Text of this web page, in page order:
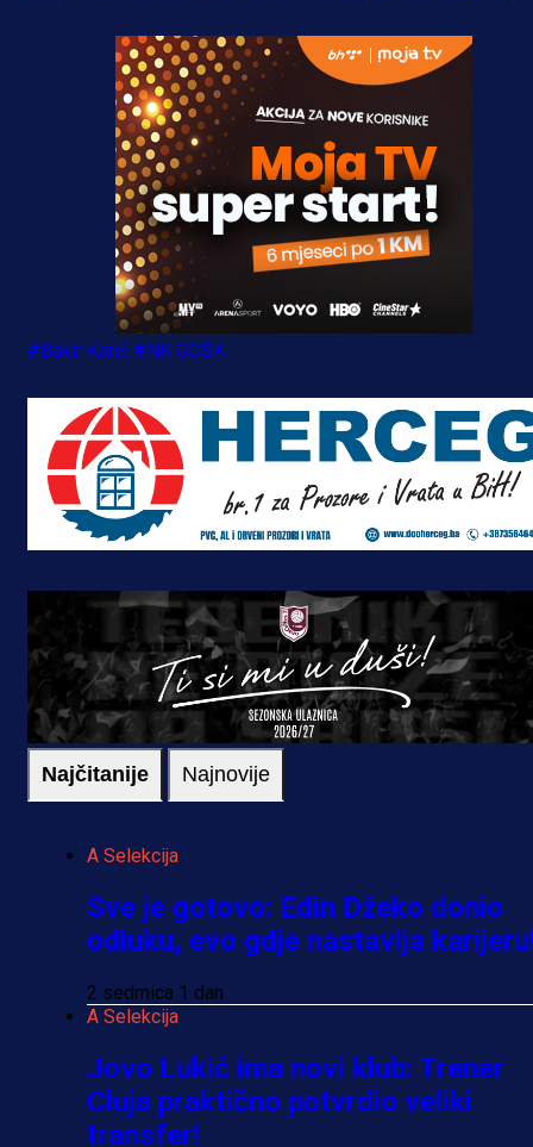
#Bakir Karić #NK GOŠK
Najčitanije Najnovije
A Selekcija
Sve je gotovo: Edin Džeko donio
odluku, evo gdje nastavlja
2 sedmica 1 dan
A Selekcija
Jovo Lukić ima novi klub: Trener
Cluja praktično potvrdio veliki
transfer!